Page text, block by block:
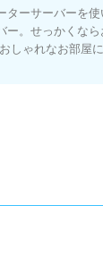
ターサーバーを
ー。せっかくな
しゃれなお部屋